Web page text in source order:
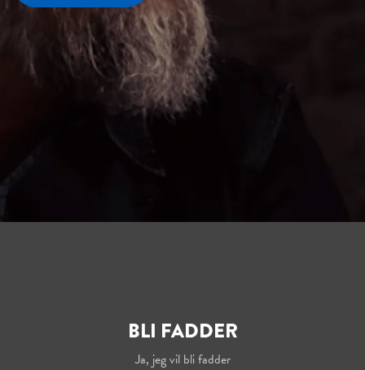
BLI FADDER
Ja, jeg vil bli fadder